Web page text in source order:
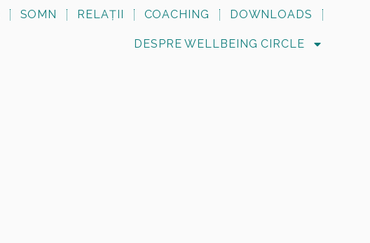
SOMN RELAȚII COACHING DOWNLOADS
DESPRE WELLBEING CIRCLE